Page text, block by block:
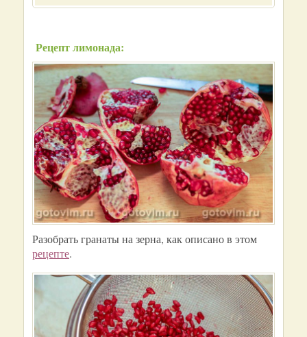
Рецепт лимонада:
Разобрать гранаты на зерна, как описано в этом
рецепте.